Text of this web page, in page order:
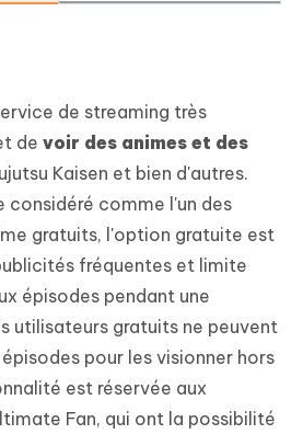
de streaming très
de voir des animes et des
Kaisen et bien d'autres.
considéré comme l'un des
gratuits, l'option gratuite est
fréquentes et limite
épisodes pendant une
utilisateurs gratuits ne peuvent
pour les visionner hors
est réservée aux
Fan, qui ont la possibilité